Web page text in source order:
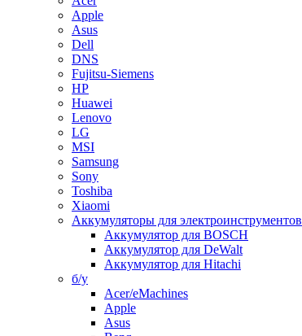
Apple
Asus
Dell
DNS
Fujitsu-Siemens
HP
Huawei
Lenovo
LG
MSI
Samsung
Sony
Toshiba
Xiaomi
Аккумуляторы для электроинструментов
Аккумулятор для BOSCH
Аккумулятор для DeWalt
Аккумулятор для Hitachi
б/у
Acer/eMachines
Apple
Asus